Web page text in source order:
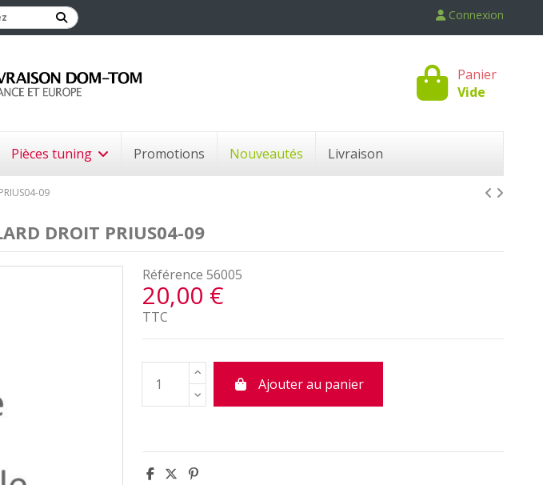
Connexion
Panier
Vide
Pièces tuning Promotions Nouveautés Livraison
09
DROIT PRIUS04-09
Référence 56005
20,00 €
TTC
Ajouter au panier